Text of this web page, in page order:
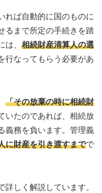
れば自動的に国のものに
るまで所定の手続きを踏
は、 相続財産清算人の選
行なってもらう必要があ
「その放棄の時に相続財
いたのであれば、相続放
義務を負います。管理義
に財産を引き渡すまでで
しく解説しています。